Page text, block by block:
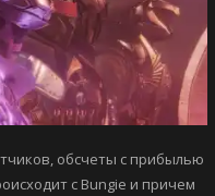
обсчеты с прибылью
с Bungie и причем